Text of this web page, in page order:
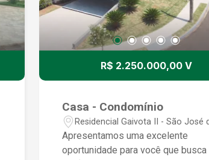
R$ 2.250.000,00 V
Casa - Condomínio
Residencial Gaivota II - São José
Rio Preto/SP
Apresentamos uma excelente
oportunidade para você que busca